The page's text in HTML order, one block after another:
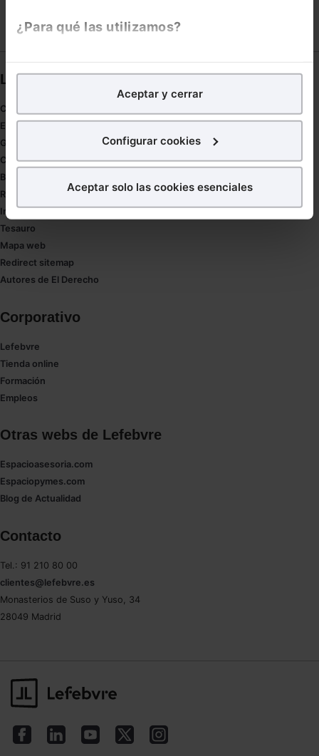
¿Para qué las utilizamos?
analíticospara tratar demejorar tu experienciaen
nuestra página web. También con fines publicitarios,
para poder mostrarte publicidad y contenidos de tu
¿Qué puedes hacer?
en la web sea óptima
Puedes
todas las cookies excepto aquellas imprescindibles.
También puedes
seleccionar solo aquellas que quieras permitir en tu
las que sean indispensables para la navegación.
Saber más acerca de las cookies
Aceptar y cerrar
Configurar cookies
Aceptar solo las cookies esenciales
Links directos
Coronavirus
Estudio de salud abogacía
Gestión de despachos
Compliance
Buenas Prácticas Tributarias
RGPD
Innovación
Tesauro
Mapa web
Redirect sitemap
Autores de El Derecho
Corporativo
Lefebvre
Tienda online
Formación
Empleos
Otras webs de Lefebvre
Espacioasesoria.com
Espaciopymes.com
Blog de Actualidad
Contacto
Tel.: 91 210 80 00
clientes@lefebvre.es
Monasterios de Suso y Yuso, 34
28049 Madrid